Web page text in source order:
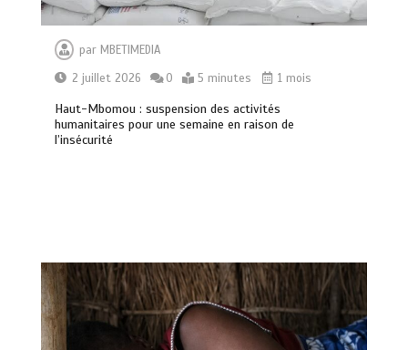
parMBETIMEDIA
2 juillet 2026
0 5 minutes 1 mois
Haut-Mbomou : suspension des activités
humanitaires pour une semaine en raison de
l’insécurité